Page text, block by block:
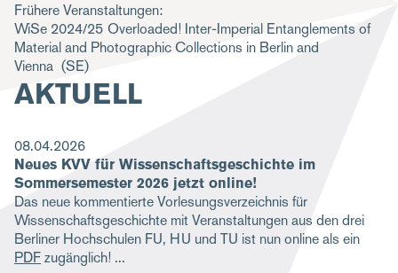
v
i
g
a
i
o
n
Frühere Veranstaltungen:
WiSe 2024/25 Overloaded! Inter-Imperial Entanglements of
Material and Photographic Collections in Berlin and
Vienna (SE)
AKTUELL
08.04.2026
Neues KVV für Wissenschaftsgeschichte im
Sommersemester 2026 jetzt online!
Das neue kommentierte Vorlesungsverzeichnis für
Wissenschaftsgeschichte mit Veranstaltungen aus den drei
Berliner Hochschulen FU, HU und TU ist nun online als ein
PDFzugänglich!